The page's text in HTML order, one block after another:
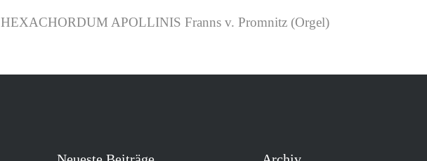
HEXACHORDUM APOLLINIS Franns v. Promnitz (Orgel)